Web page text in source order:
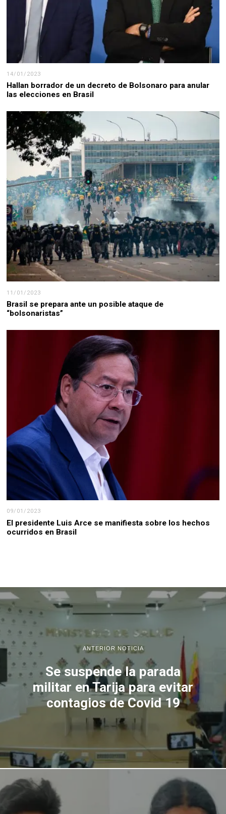
14/01/2023
Hallan borrador de un decreto de Bolsonaro para anular
las elecciones en Brasil
11/01/2023
Brasil se prepara ante un posible ataque de
“bolsonaristas”
09/01/2023
El presidente Luis Arce se manifiesta sobre los hechos
ocurridos en Brasil
ANTERIOR NOTICIA
Se suspende la parada
militar en Tarija para evitar
contagios de Covid 19